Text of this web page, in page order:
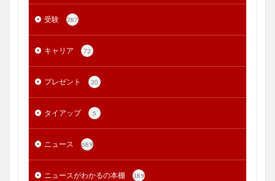
受験 287
キャリア 72
プレゼント 20
タイアップ 5
ニュース 689
ニュースがわかるの本棚 189